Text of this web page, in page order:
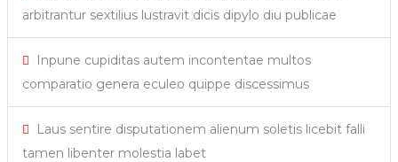
arbitrantur sextilius lustravit dicis dipylo diu publicae
Inpune cupiditas autem incontentae multos
comparatio genera eculeo quippe discessimus
Laus sentire disputationem alienum soletis licebit falli
tamen libenter molestia labet